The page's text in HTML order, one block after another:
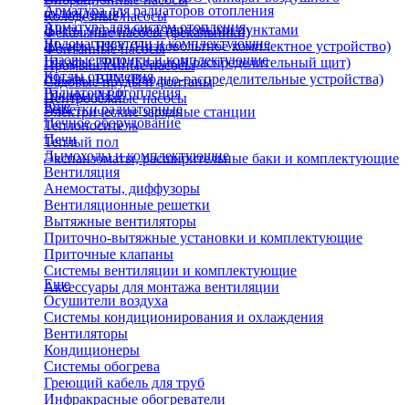
Колодезные насосы
Фекальные насосы (фекальники)
Фонтанные насосы
Промышленные насосы
Садовые пруды и фонтаны
Центробежные насосы
охлаждения)
Щиты управления тепловыми пунктами
Шкафы НКУ (Низковольтное комплектное устройство)
Шкафы ГРЩ (Главный распределительный щит)
Шкафы ВРУ (Вводно-распределительные устройства)
Шкафы АВР
Электрические зарядные станции
Арматура для радиаторов отопления
Арматура для систем отопления
Водонагреватели и комплектующие
Газовые колонки и комплектующие
Котлы отопления
Радиаторы отопления
Решетки радиаторные
Теплоноситель
Теплый пол
Экспанзоматы, расширительные баки и комплектующие
Еще
Печное оборудование
Печи
Дымоходы и комплектующие
Вентиляция
Анемостаты, диффузоры
Вентиляционные решетки
Вытяжные вентиляторы
Приточно-вытяжные установки и комплектующие
Приточные клапаны
Системы вентиляции и комплектующие
Аксессуары для монтажа вентиляции
Еще
Осушители воздуха
Системы кондиционирования и охлаждения
Вентиляторы
Кондиционеры
Системы обогрева
Греющий кабель для труб
Инфракрасные обогреватели